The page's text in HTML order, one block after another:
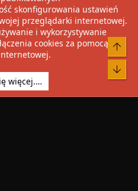
® © 2010-2022 XenForo Ltd.
Media embeds
skonfigurowania ustawień
przeglądarki internetowej.
i wykorzystywanie
cookies za pomocą
więcej.…
Do